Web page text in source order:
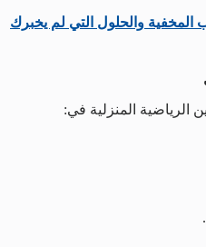
المخفية والحلول التي لم يخبرك
الرياضية المنزلية في: